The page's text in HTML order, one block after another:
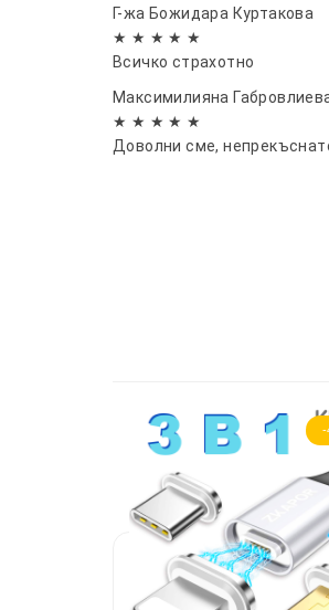
Г-жа Божидара Куртакова
★ ★ ★ ★ ★
Всичко страхотно
Максимилияна
★ ★ ★ ★ ★
Доволни сме,
-